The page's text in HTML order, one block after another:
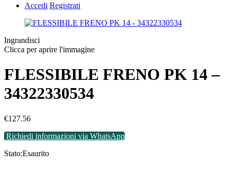
Accedi Registrati
Ingrandisci
Clicca per aprire l'immagine
FLESSIBILE FRENO PK 14 –
34322330534
€127.56
Richiedi informazioni via WhatsApp
Stato:Esaurito